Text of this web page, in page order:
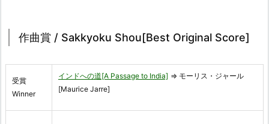
作曲賞 / Sakkyoku Shou[Best Original Score]
受賞
Winner
インドへの道[A Passage to India] ⇒ モーリス・ジャール
[Maurice Jarre]